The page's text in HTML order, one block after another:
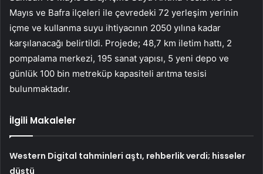
Mayıs ve Bafra ilçeleri ile çevredeki 72 yerleşim yerinin
içme ve kullanma suyu ihtiyacının 2050 yılına kadar
karşılanacağı belirtildi. Projede; 48,7 km iletim hattı, 2
pompalama merkezi, 195 sanat yapısı, 5 yeni depo ve
günlük 100 bin metreküp kapasiteli arıtma tesisi
bulunmaktadır.
İlgili Makaleler
Western Digital tahminleri aştı, rehberlik verdi; hisseler
düştü